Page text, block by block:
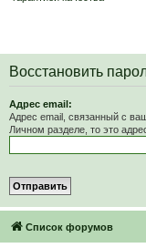
Восстановить
Адрес email:
Адрес email, связанный с
Личном разделе, то это
Список форумов